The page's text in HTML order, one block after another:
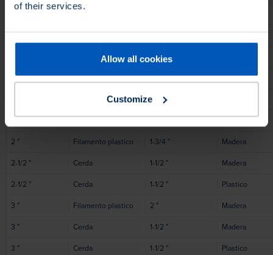
of their services.
Allow all cookies
Customize
1-1/2″ Cerda 1-1/2″
Madera
1-1/2″
1/2″ Cerda 1-1/2″
Plastico
1-1/2″
2″ Cerda 1-1/2″
Madera
2 ″ Filamento plastico 1-3/4 ″
Madera
2-1/2 ″ Cerda 1-1/2 ″
Madera
2-1/2 ″ Cerda 1-1/2 ″
Plastico
3 ″ Filamento plastico 2 ″
Madera
3 ″ Cerda 1-1/2 ″
Madera
3 ″ Cerda 1-1/2 ″
Plastico